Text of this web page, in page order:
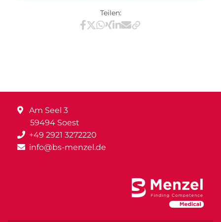
Teilen:
Teilen via Facebook
Teilen via X / Twitter
Teilen via WhatsApp
Teilen via Xing
Teilen via LinkedIn
Teilen via E-Mail
Am Seel 3
59494 Soest
+49 2921 3272220
info@bs-menzel.de